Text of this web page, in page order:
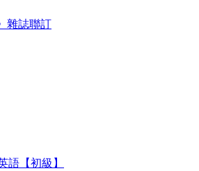
雜誌聯訂
語【初級】